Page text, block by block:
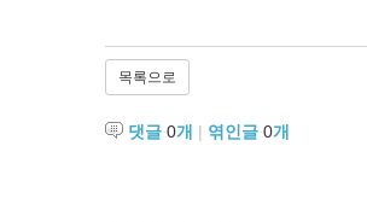
목록으로
댓글 0개 | 엮인글 0개